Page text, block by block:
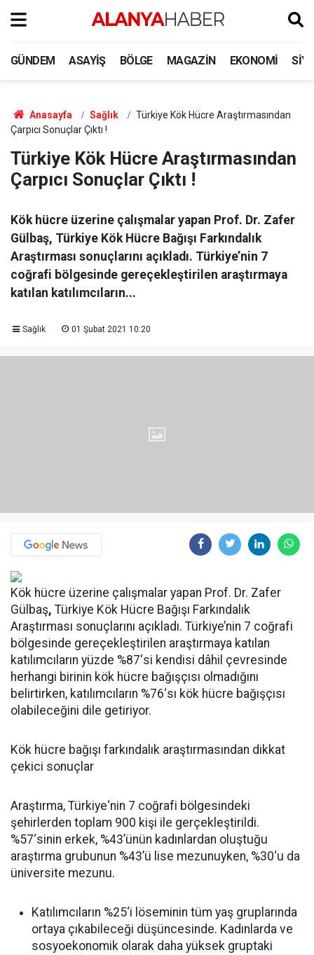
GÜNDEM ASAYIŞ BÖLGE MAGAZIN EKONOMI
Anasayfa Sağlık
Türkiye Kök Hücre Araştırmasından
Çarpıcı Sonuçlar Çıktı !
Türkiye Kök Hücre Araştırmasından
Çarpıcı Sonuçlar Çıktı !
Kök hücre üzerine çalışmalar yapan Prof. Dr. Zafer
Gülbaş, Türkiye Kök Hücre Bağışı Farkındalık
Araştırması sonuçlarını açıkladı. Türkiye’nin 7
coğrafi bölgesinde gereçekleştirilen araştırmaya
katılan katılımcıların...
Sağlık 01 Şubat 2021 10:20
Kök hücre üzerine çalışmalar yapan Prof. Dr. Zafer
Gülbaş, Türkiye Kök Hücre Bağışı Farkındalık
Araştırması sonuçlarını açıkladı. Türkiye’nin 7 coğrafi
bölgesinde gereçekleştirilen araştırmaya katılan
katılımcıların yüzde %87‘si kendisi dâhil çevresinde
herhangi birinin kök hücre bağışçısı olmadığını
belirtirken, katılımcıların %76‘sı kök hücre bağışçısı
olabileceğini dile getiriyor.
Kök hücre bağışı farkındalık araştırmasından dikkat
çekici sonuçlar
Araştırma, Türkiye‘nin 7 coğrafi bölgesindeki
şehirlerden toplam 900 kişi ile gerçekleştirildi.
%57‘sinin erkek, %43’ünün kadınlardan oluştuğu
araştırma grubunun %43’ü lise mezunuyken, %30‘u da
üniversite mezunu.
Katılımcıların %25‘i löseminin tüm yaş gruplarında
ortaya çıkabileceği düşüncesinde. Kadınlarda ve
sosyoekonomik olarak daha yüksek gruptaki